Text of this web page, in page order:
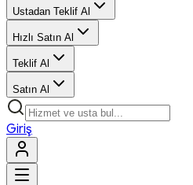
Ustadan Teklif Al
Hızlı Satın Al
Teklif Al
Satın Al
Giriş